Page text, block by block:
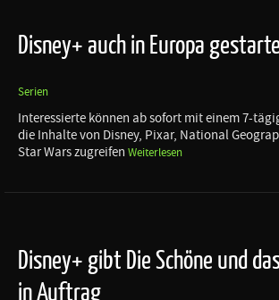
Disney+ auch in Europa
Serien
Interessierte können ab sofort mit einem 7-
die Inhalte von Disney, Pixar, National
Star Wars zugreifen Weiterlesen
Disney+ gibt Die Schöne und
in Auftrag